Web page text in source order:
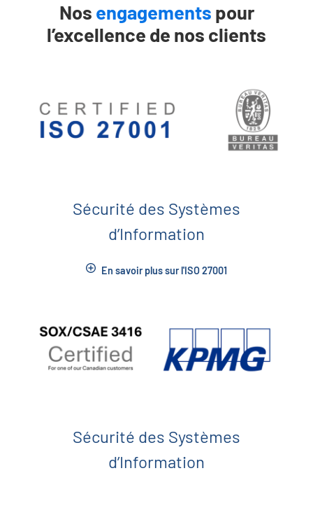
Nos engagements pour
l’excellence de nos clients
Sécurité des Systèmes
d’Information
En savoir plus sur l'ISO 27001
Sécurité des Systèmes
d’Information